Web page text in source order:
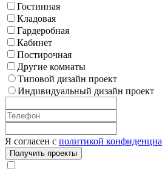
Гостинная
Кладовая
Гардеробная
Кабинет
Постирочная
Другие комнаты
Типовой дизайн проект
Индивидуальный дизайн проект
Я согласен с политикой
Получить проекты